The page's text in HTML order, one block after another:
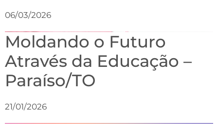
06/03/2026
Moldando o Futuro
Através da Educação –
Paraíso/TO
21/01/2026